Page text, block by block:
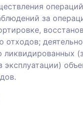
за
отходов;
ликвидированных
эксплуатации)